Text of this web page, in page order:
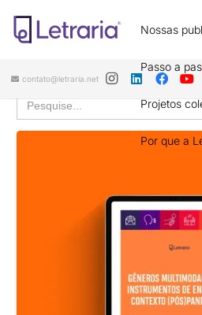
Nossas
Passo a
Projetos
Por que a
contato@letraria.net
Resultados da
“Joaquim Dolz”
Search
for: